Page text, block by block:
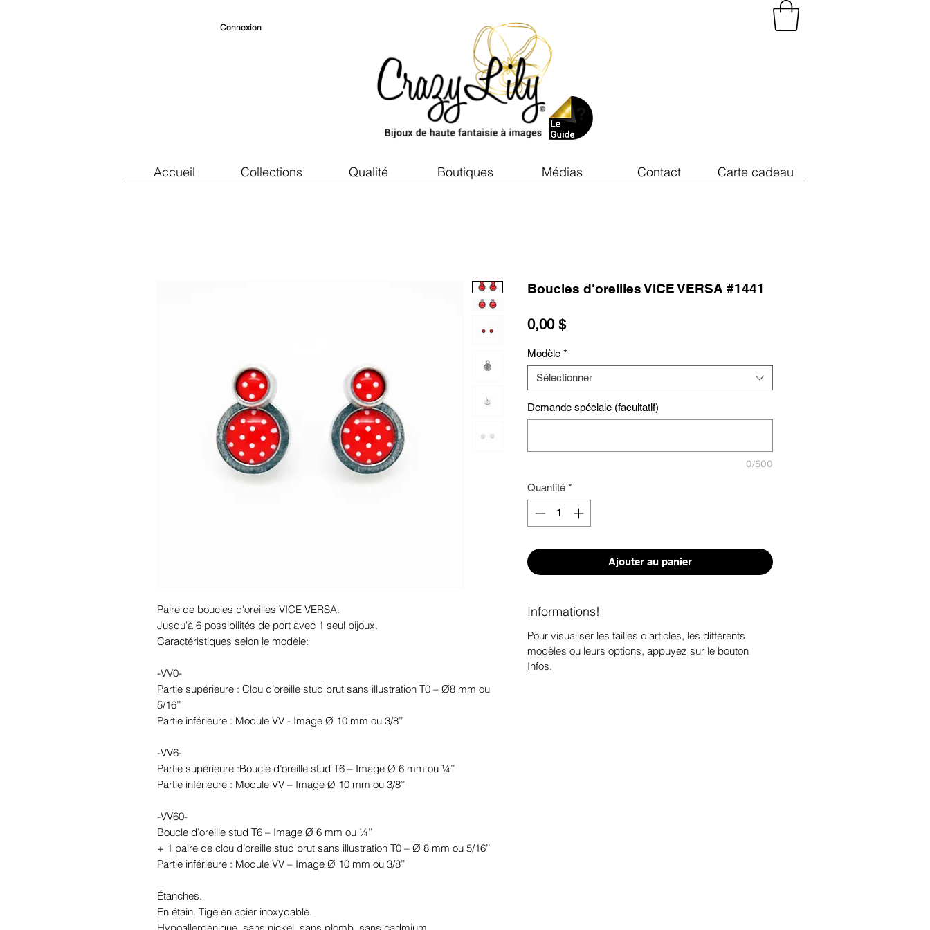
Accueil Collections Qualité Boutiques Médias Contact Carte cadeau
Connexion
Paire de boucles d'oreilles VICE VERSA.
Jusqu'à 6 possibilités de port avec 1 seul bijoux.
Caractéristiques selon le modèle:
-VV0-
Partie supérieure : Clou d’oreille stud brut sans illustration T0 – Ø8 mm ou
5/16’’
Partie inférieure : Module VV - Image Ø 10 mm ou 3/8’’
-VV6-
Partie supérieure :Boucle d’oreille stud T6 – Image Ø 6 mm ou ¼’’
Partie inférieure : Module VV – Image Ø 10 mm ou 3/8’’
-VV60-
Boucle d’oreille stud T6 – Image Ø 6 mm ou ¼’’
+ 1 paire de clou d’oreille stud brut sans illustration T0 – Ø 8 mm ou 5/16’’
Partie inférieure : Module VV – Image Ø 10 mm ou 3/8’’
Étanches.
En étain. Tige en acier inoxydable.
Boucles d'oreilles VICE VERSA #1441
0,00 $Prix
Modèle *
Sélectionner
Demande spéciale (facultatif)
0/500
Quantité *
Ajouter au panier
Informations!
Pour visualiser les tailles d'articles, les différents
modèles ou leurs options, appuyez sur le bouton
Infos.